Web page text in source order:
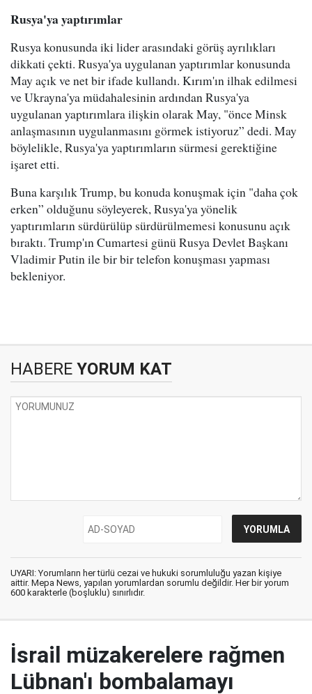
Rusya'ya yaptırımlar
Rusya konusunda iki lider arasındaki görüş ayrılıkları
dikkati çekti. Rusya'ya uygulanan yaptırımlar konusunda
May açık ve net bir ifade kullandı. Kırım'ın ilhak edilmesi
ve Ukrayna'ya müdahalesinin ardından Rusya'ya
uygulanan yaptırımlara ilişkin olarak May, "önce Minsk
anlaşmasının uygulanmasını görmek istiyoruz” dedi. May
böylelikle, Rusya'ya yaptırımların sürmesi gerektiğine
işaret etti.
Buna karşılık Trump, bu konuda konuşmak için "daha çok
erken” olduğunu söyleyerek, Rusya'ya yönelik
yaptırımların sürdürülüp sürdürülmemesi konusunu açık
bıraktı. Trump'ın Cumartesi günü Rusya Devlet Başkanı
Vladimir Putin ile bir bir telefon konuşması yapması
bekleniyor.
HABERE YORUM KAT
UYARI: Yorumların her türlü cezai ve hukuki sorumluluğu yazan kişiye
aittir. Mepa News, yapılan yorumlardan sorumlu değildir. Her bir yorum
600 karakterle (boşluklu) sınırlıdır.
İsrail müzakerelere rağmen
Lübnan'ı bombalamayı